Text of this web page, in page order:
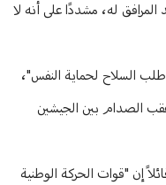
له، مشددًا على أنه لا
السلاح لحماية النفس"،
الصدام بين الجيشين
اجتياح إسرائيل للبنان عام 1978، قائلاً إن "قوات الحركة الوطنية